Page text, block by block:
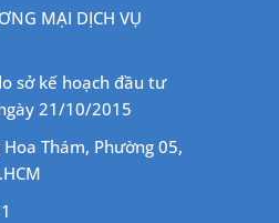
MẠI DỊCH VỤ
sở kế hoạch đầu tư
21/10/2015
Thám, Phường 05,